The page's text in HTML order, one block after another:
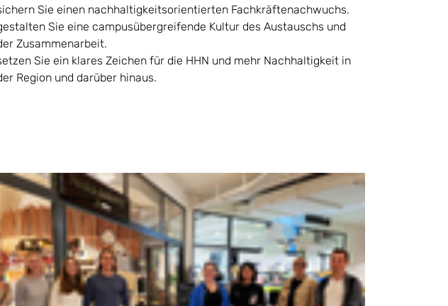
Sie einen nachhaltigkeitsorientierten Fachkräftenachwuchs.
Sie eine campusübergreifende Kultur des Austauschs und
Zusammenarbeit.
Sie ein klares Zeichen für die HHN und mehr Nachhaltigkeit in
Region und darüber hinaus.